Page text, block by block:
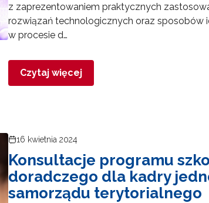
zdolnych"
z zaprezentowaniem praktycznych
rozwiązań technologicznych oraz sposobów
w procesie d…
Czytaj więcej
16 kwietnia 2024
Konsultacje programu
doradczego dla kadry
samorządu terytorialnego